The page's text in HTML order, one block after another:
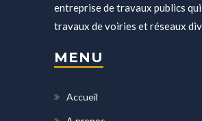
entreprise de travaux publics
travaux de voiries et réseaux
MENU
Accueil